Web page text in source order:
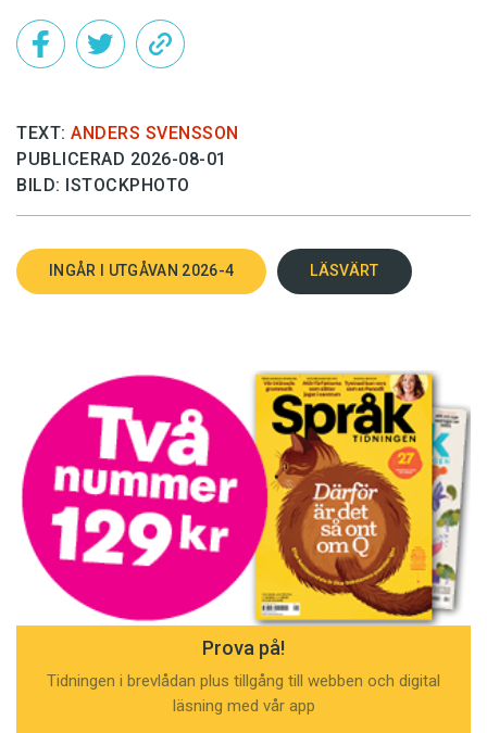
TEXT: ANDERS SVENSSON
PUBLICERAD 2026-08-01
BILD: ISTOCKPHOTO
INGÅR I UTGÅVAN 2026-4 LÄSVÄRT
Prova på!
Tidningen i brevlådan plus tillgång till webben och digital
läsning med vår app